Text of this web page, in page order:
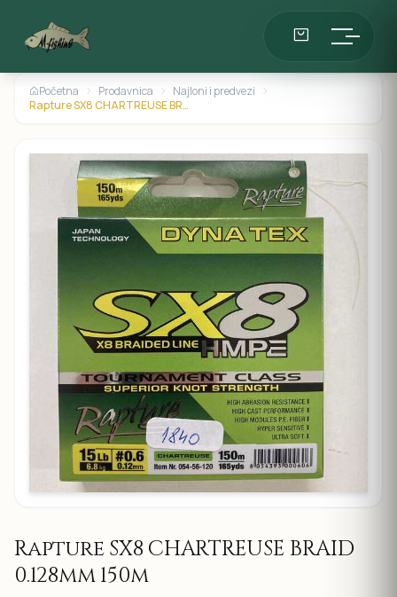
Početna Prodavnica
Najloni i predvezi
Rapture SX8 CHARTREUSE BRAID 0.128mm 150m
Rapture SX8 CHARTREUSE BRAID
0.128mm 150m